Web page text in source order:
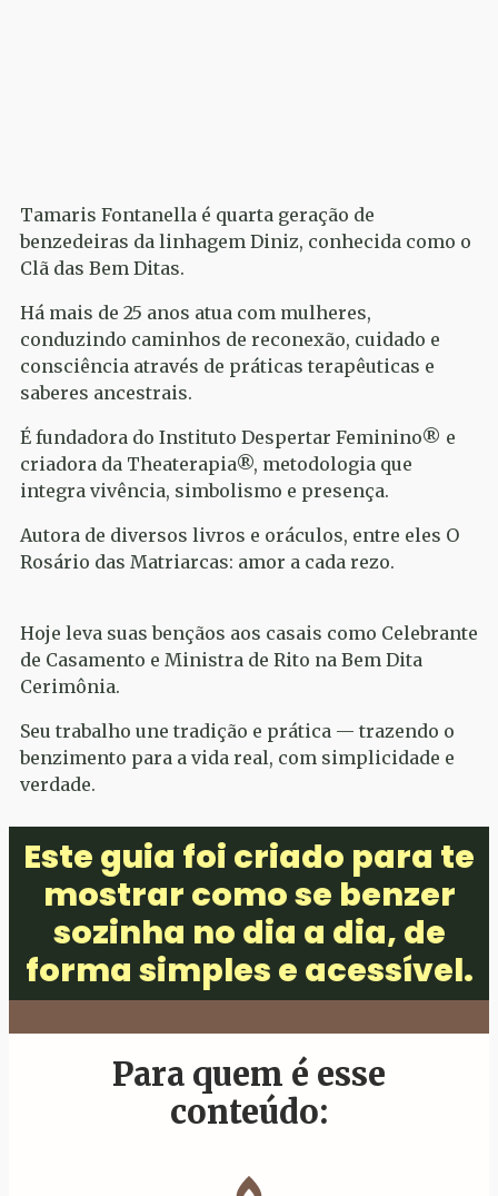
Tamaris Fontanella é quarta geração de
benzedeiras da linhagem Diniz, conhecida como o
Clã das Bem Ditas.
Há mais de 25 anos atua com mulheres,
conduzindo caminhos de reconexão, cuidado e
consciência através de práticas terapêuticas e
saberes ancestrais.
É fundadora do Instituto Despertar Feminino® e
criadora da Theaterapia®, metodologia que
integra vivência, simbolismo e presença.
Autora de diversos livros e oráculos, entre eles O
Rosário das Matriarcas: amor a cada rezo.
Hoje leva suas bençãos aos casais como Celebrante
de Casamento e Ministra de Rito na Bem Dita
Cerimônia.
Seu trabalho une tradição e prática — trazendo o
benzimento para a vida real, com simplicidade e
verdade.
Este guia foi criado para te
mostrar como se benzer
sozinha no dia a dia, de
forma simples e acessível.
Para quem é esse
conteúdo: